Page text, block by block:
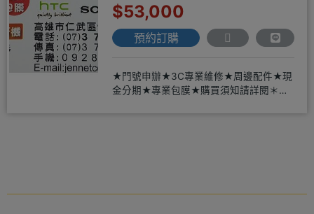
$53,000
預約訂購
★門號申辦★3C專業維修★周邊配件★現
金分期★專業包膜★購買須知請詳閱＊來